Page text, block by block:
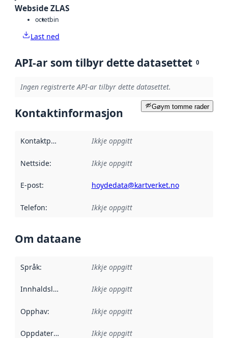
Webside ZLAS
octetbin
Last ned
API-ar som tilbyr dette datasettet 0
Ingen registrerte API-ar tilbyr dette datasettet.
Gøym tomme rader
Kontaktinformasjon
Kontaktpunkt Ikkje oppgitt
Nettside: Ikkje oppgitt
E-post: hoydedata@kartverket.no
Telefon: Ikkje oppgitt
Om dataane
Språk: Ikkje oppgitt
Innhaldsleverandørar :
Ikkje oppgitt
Opphav: Ikkje oppgitt
Oppdateringsfrekvens :
Ikkje oppgitt